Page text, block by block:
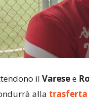
il Varesee
alla trasferta